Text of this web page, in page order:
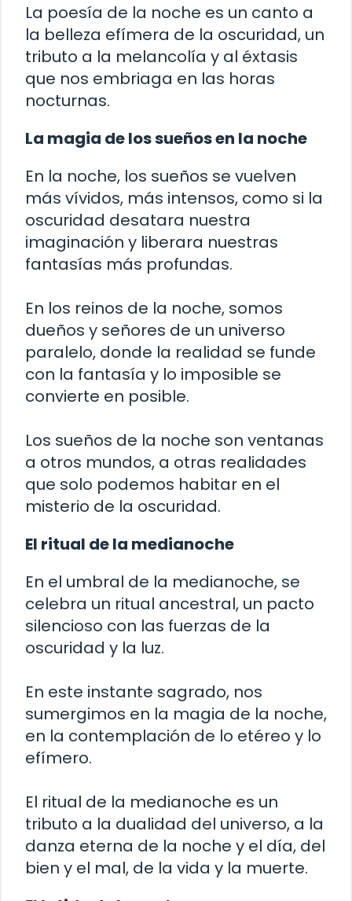
La poesía de la noche es un canto a
la belleza efímera de la oscuridad, un
tributo a la melancolía y al éxtasis
que nos embriaga en las horas
nocturnas.
La magia de los sueños en la noche
En la noche, los sueños se vuelven
más vívidos, más intensos, como si la
oscuridad desatara nuestra
imaginación y liberara nuestras
fantasías más profundas.
En los reinos de la noche, somos
dueños y señores de un universo
paralelo, donde la realidad se funde
con la fantasía y lo imposible se
convierte en posible.
Los sueños de la noche son ventanas
a otros mundos, a otras realidades
que solo podemos habitar en el
misterio de la oscuridad.
El ritual de la medianoche
En el umbral de la medianoche, se
celebra un ritual ancestral, un pacto
silencioso con las fuerzas de la
oscuridad y la luz.
En este instante sagrado, nos
sumergimos en la magia de la noche,
en la contemplación de lo etéreo y lo
efímero.
El ritual de la medianoche es un
tributo a la dualidad del universo, a la
danza eterna de la noche y el día, del
bien y el mal, de la vida y la muerte.